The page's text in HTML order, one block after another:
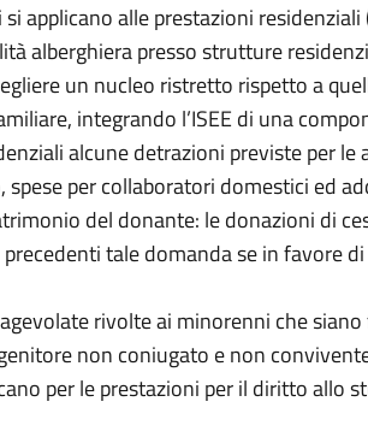
applicano alle prestazioni residenziali
alberghiera presso strutture
un nucleo ristretto rispetto a
integrando l’ISEE di una
alcune detrazioni previste per le
per collaboratori domestici ed
del donante: le donazioni di
tale domanda se in favore
rivolte ai minorenni che
non coniugato e non
per le prestazioni per il diritto allo